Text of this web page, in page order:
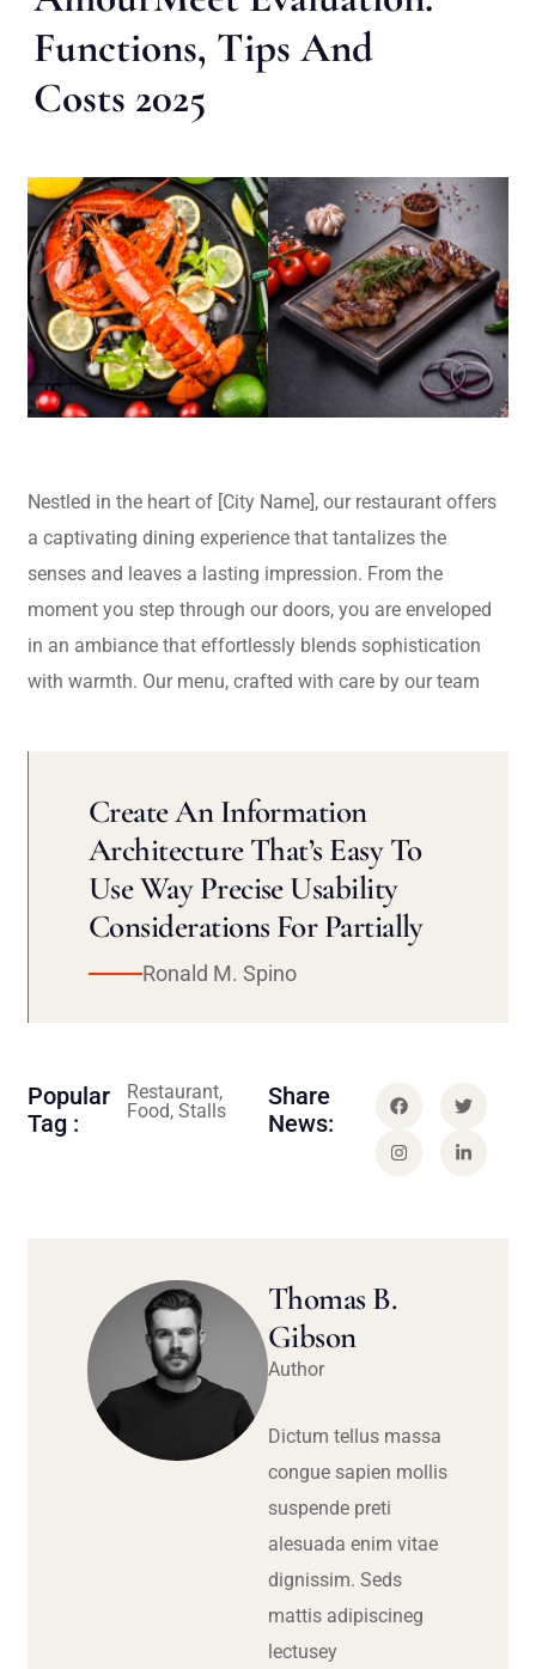
Functions, Tips And
Costs 2025
Nestled in the heart of [City Name], our restaurant offers
a captivating dining experience that tantalizes the
senses and leaves a lasting impression. From the
moment you step through our doors, you are enveloped
in an ambiance that effortlessly blends sophistication
with warmth. Our menu, crafted with care by our team
Create An Information
Architecture That’s Easy To
Use Way Precise Usability
Considerations For Partially
Ronald M. Spino
Popular
Tag :
Restaurant,
Food, Stalls
Share
News:
Thomas B.
Gibson
Author
Dictum tellus massa
congue sapien mollis
suspende preti
alesuada enim vitae
dignissim. Seds
mattis adipiscineg
lectusey